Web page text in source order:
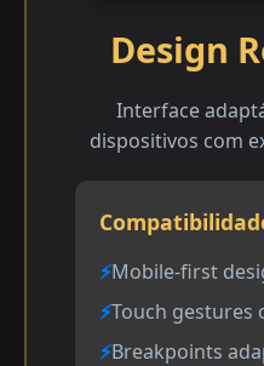
Design
Interface
dispositivos com
Mobile-first
Touch gestures
Breakpoints